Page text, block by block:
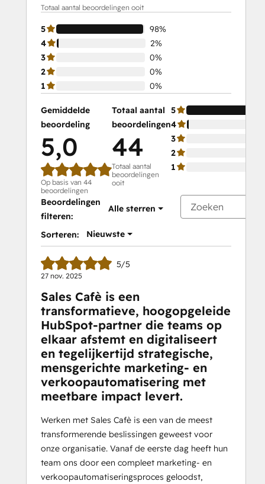
Totaal aantal beoordelingen ooit
5
98%
4
2%
3
0%
2
0%
1
0%
Gemiddelde
beoordeling
5,0
Op basis van 44
beoordelingen
Totaal aantal
beoordelingen
44
Totaal aantal
beoordelingen
ooit
5
4
3
2
1
Beoordelingen
filteren:
Alle sterren
Sorteren: Nieuwste
5/5
27 nov. 2025
Sales Cafè is een
transformatieve, hoogopgeleide
HubSpot-partner die teams op
elkaar afstemt en digitaliseert
en tegelijkertijd strategische,
mensgerichte marketing- en
verkoopautomatisering met
meetbare impact levert.
Werken met Sales Cafè is een van de meest
transformerende beslissingen geweest voor
onze organisatie. Vanaf de eerste dag heeft hun
team ons door een compleet marketing- en
verkoopautomatiseringsproces geloodst,